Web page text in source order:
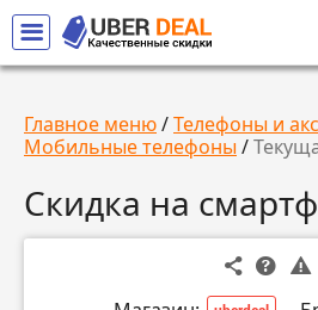
Главное меню/Телефоны и
Мобильные телефоны /
Скидка на